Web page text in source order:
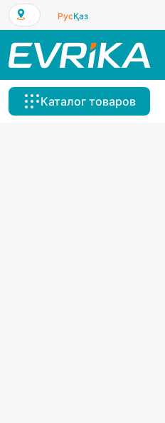
РусҚаз
Каталог товаров